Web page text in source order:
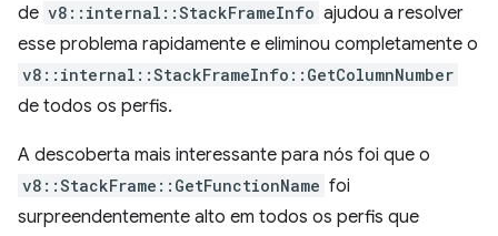
de v8::internal::StackFrameInfo ajudou a resolver
esse problema rapidamente e eliminou completamente o
v8::internal::StackFrameInfo::GetColumnNumber
de todos os perfis.
A descoberta mais interessante para nós foi que o
v8::StackFrame::GetFunctionName foi
surpreendentemente alto em todos os perfis que